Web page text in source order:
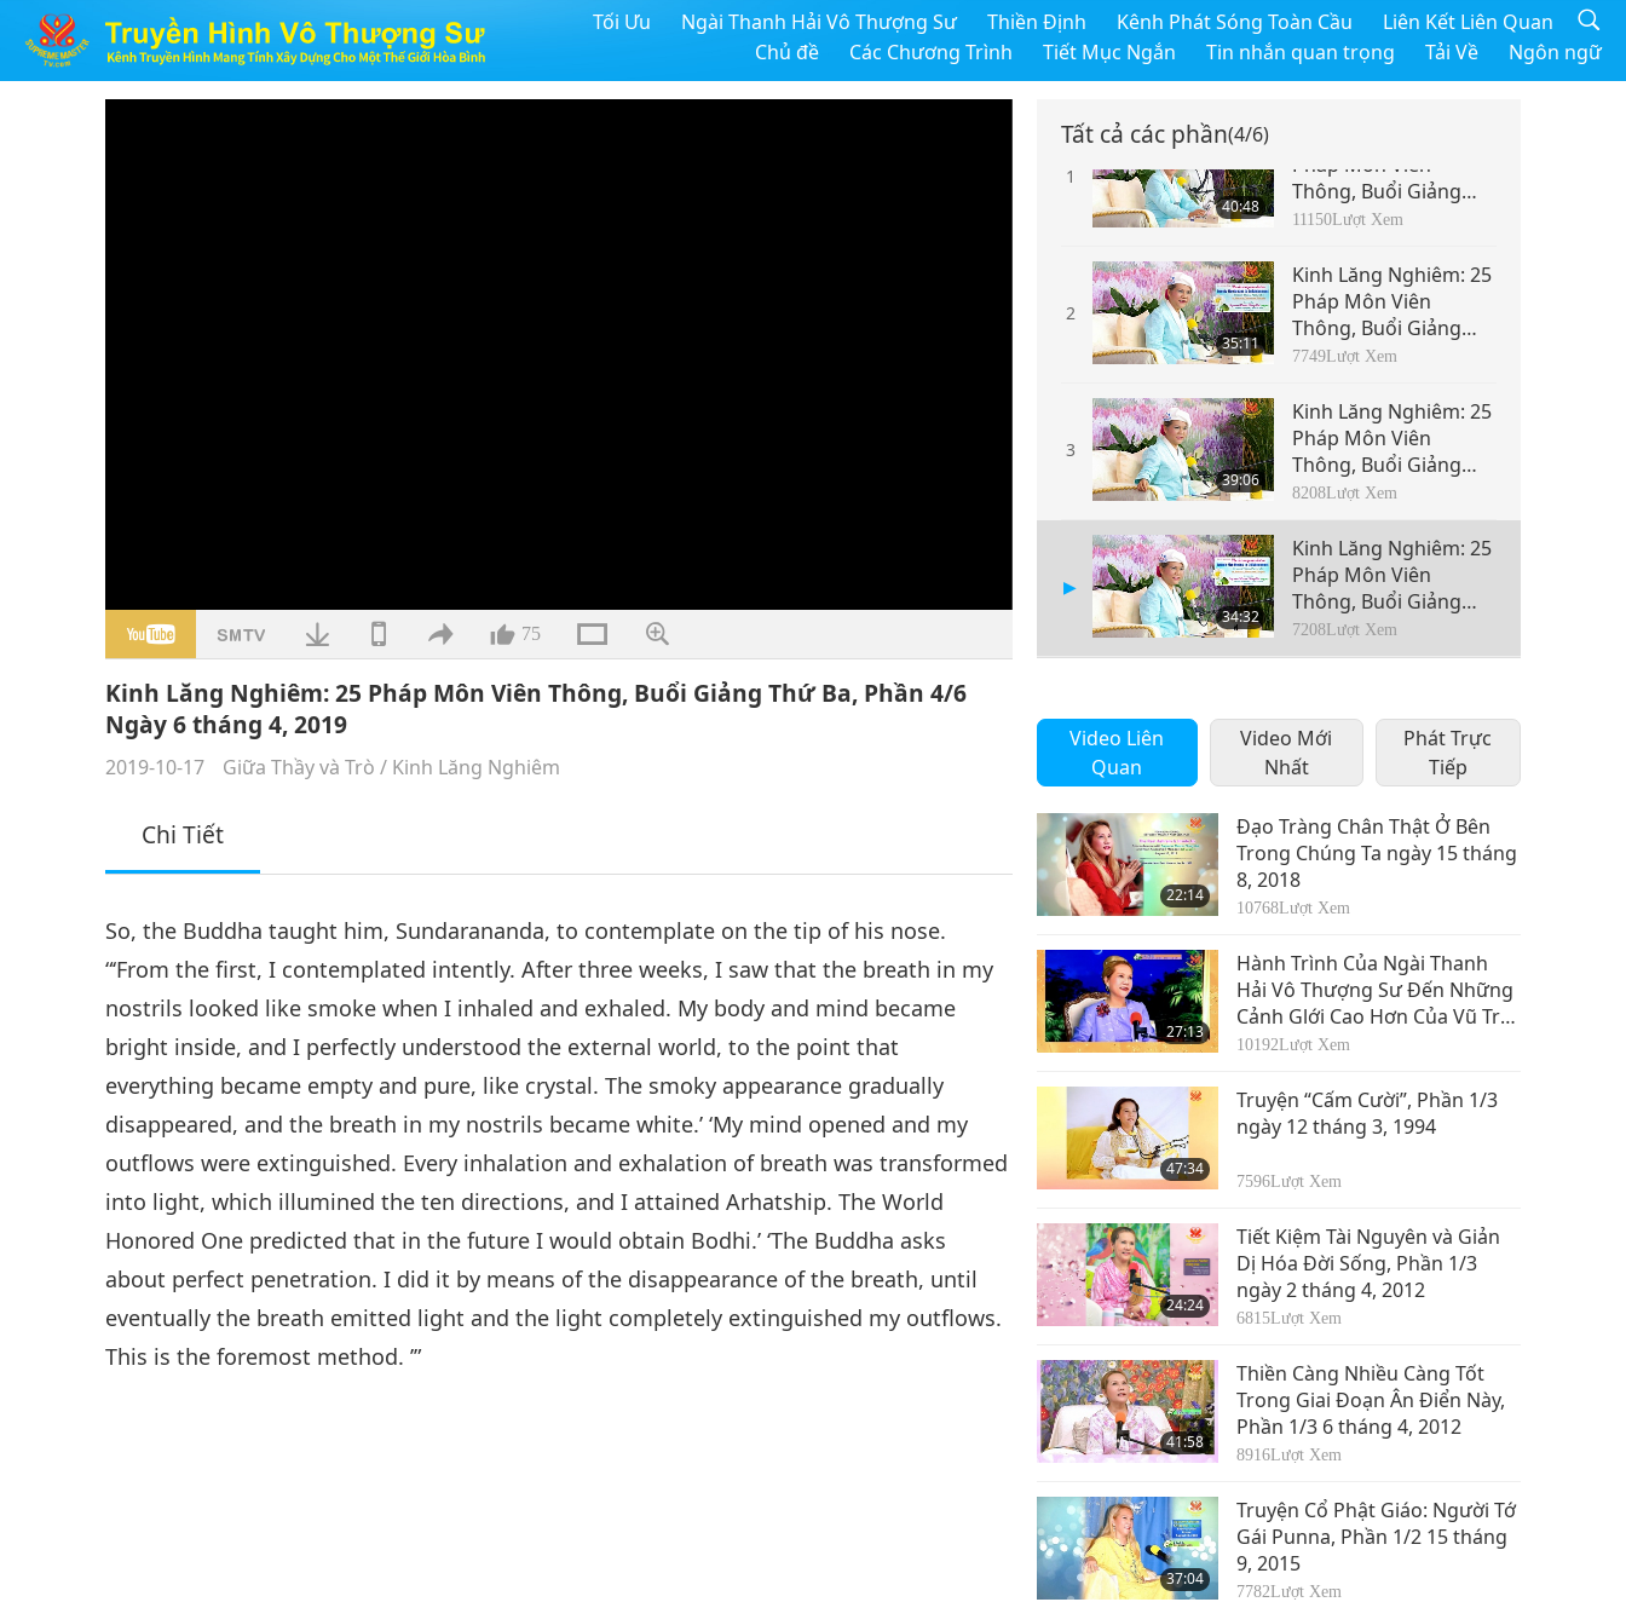
Tối Ưu Ngài Thanh Hải Vô Thượng Sư Thiền Định Kênh Phát Sóng Toàn Cầu
Liên Kết Liên Quan
Chủ đề
Các Chương Trình Tiết Mục Ngắn Tin nhắn quan trọng Tải Về Ngôn ngữ
75
Kinh Lăng Nghiêm: 25 Pháp Môn Viên Thông, Buổi Giảng Thứ Ba, Phần 4/6
Ngày 6 tháng 4, 2019
2019-10-17 Giữa Thầy và Trò / Kinh Lăng Nghiêm
Chi Tiết
So, the Buddha taught him, Sundarananda, to contemplate on the tip of his nose.
“‘From the first, I contemplated intently. After three weeks, I saw that the breath in my
nostrils looked like smoke when I inhaled and exhaled. My body and mind became
bright inside, and I perfectly understood the external world, to the point that
everything became empty and pure, like crystal. The smoky appearance gradually
disappeared, and the breath in my nostrils became white.’ ‘My mind opened and my
outflows were extinguished. Every inhalation and exhalation of breath was transformed
into light, which illumined the ten directions, and I attained Arhatship. The World
Honored One predicted that in the future I would obtain Bodhi.’ ‘The Buddha asks
about perfect penetration. I did it by means of the disappearance of the breath, until
eventually the breath emitted light and the light completely extinguished my outflows.
This is the foremost method. ’”
Tất cả các phần(4/6)
1
40:48
Pháp Môn Viên
Thông, Buổi Giảng
Thứ Ba, Phần 1/6
11150Lượt Xem
2
35:11
Kinh Lăng Nghiêm: 25
Pháp Môn Viên
Thông, Buổi Giảng
Thứ Ba, Phần 2/6
7749Lượt Xem
3
39:06
Kinh Lăng Nghiêm: 25
Pháp Môn Viên
Thông, Buổi Giảng
Thứ Ba, Phần 3/6
Ngày 6 tháng 4, 2019
8208Lượt Xem
34:32
Kinh Lăng Nghiêm: 25
Pháp Môn Viên
Thông, Buổi Giảng
Thứ Ba, Phần 4/6
Ngày 6 tháng 4, 2019
7208Lượt Xem
5
Thông, Buổi Giảng
Thứ Ba, Phần 5/6
Ngày 6 tháng 4, 2019
6804
6
37:35
Kinh Lăng Nghiêm: 25
Pháp Môn Viên
Thông, Buổi Giảng
Thứ Ba, Phần 6/6
7072Lượt Xem
Video Liên
Quan
Video Mới
Nhất
Phát Trực
Tiếp
22:14
Đạo Tràng Chân Thật Ở Bên
Trong Chúng Ta ngày 15 tháng
8, 2018
10768Lượt Xem
27:13
Hành Trình Của Ngài Thanh
Hải Vô Thượng Sư Đến Những
Cảnh Glới Cao Hơn Của Vũ Trụ,
Phần 1/6 ngày 16 tháng 6,
10192Lượt Xem
47:34
Truyện “Cấm Cười”, Phần 1/3
ngày 12 tháng 3, 1994
7596Lượt Xem
24:24
Tiết Kiệm Tài Nguyên và Giản
Dị Hóa Đời Sống, Phần 1/3
ngày 2 tháng 4, 2012
6815Lượt Xem
41:58
Thiền Càng Nhiều Càng Tốt
Trong Giai Đoạn Ân Điển Này,
Phần 1/3 6 tháng 4, 2012
8916Lượt Xem
37:04
Truyện Cổ Phật Giáo: Người Tớ
Gái Punna, Phần 1/2 15 tháng
9, 2015
7782Lượt Xem